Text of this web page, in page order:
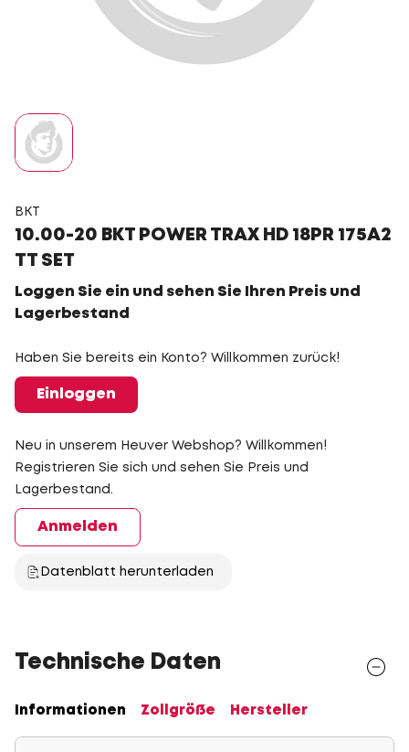
BKT
10.00-20 BKT POWER TRAX HD 18PR 175A2
TT SET
Loggen Sie ein und sehen Sie Ihren Preis und
Lagerbestand
Haben Sie bereits ein Konto? Willkommen zurück!
Einloggen
Neu in unserem Heuver Webshop? Willkommen!
Registrieren Sie sich und sehen Sie Preis und
Lagerbestand.
Anmelden
Datenblatt herunterladen
Technische Daten
Informationen Zollgröße Hersteller